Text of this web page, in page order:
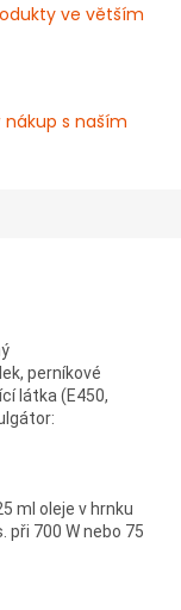
ve větším
nákup s naším
perníkové
látka (E450,
ml oleje v hrnku
při 700 W nebo 75